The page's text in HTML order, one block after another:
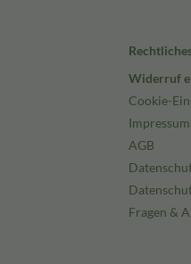
Widerruf
Cookie-
Impressum
AGB
Fragen &